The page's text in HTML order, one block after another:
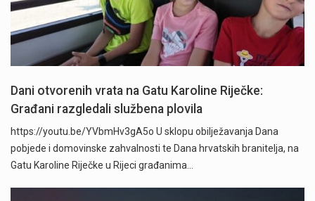
Dani otvorenih vrata na Gatu Karoline Riječke:
Građani razgledali službena plovila
https://youtu.be/YVbmHv3gA5o U sklopu obilježavanja Dana
pobjede i domovinske zahvalnosti te Dana hrvatskih branitelja, na
Gatu Karoline Riječke u Rijeci građanima…